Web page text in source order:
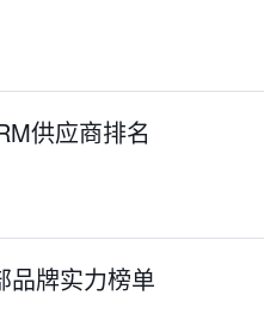
供应商排名
品牌实力榜单